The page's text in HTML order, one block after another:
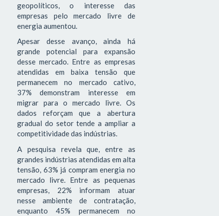
geopolíticos, o interesse das
empresas pelo mercado livre de
energia aumentou.
Apesar desse avanço, ainda há
grande potencial para expansão
desse mercado. Entre as empresas
atendidas em baixa tensão que
permanecem no mercado cativo,
37% demonstram interesse em
migrar para o mercado livre. Os
dados reforçam que a abertura
gradual do setor tende a ampliar a
competitividade das indústrias.
A pesquisa revela que, entre as
grandes indústrias atendidas em alta
tensão, 63% já compram energia no
mercado livre. Entre as pequenas
empresas, 22% informam atuar
nesse ambiente de contratação,
enquanto 45% permanecem no